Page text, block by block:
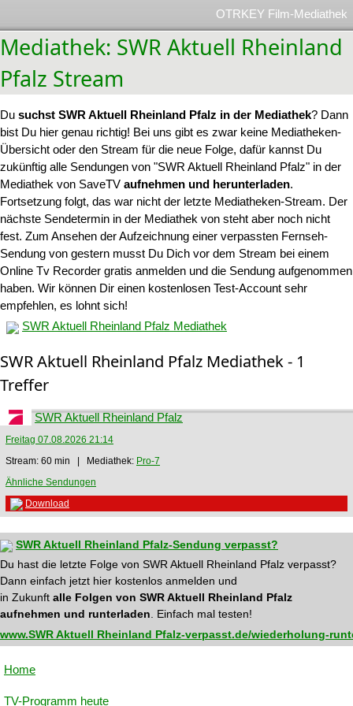
OTRKEY Film-Mediathek
Mediathek: SWR Aktuell Rheinland
Pfalz Stream
Du suchst SWR Aktuell Rheinland Pfalz in der Mediathek? Dann
bist Du hier genau richtig! Bei uns gibt es zwar keine Mediatheken-
Übersicht oder den Stream für die neue Folge, dafür kannst Du
zukünftig alle Sendungen von "SWR Aktuell Rheinland Pfalz" in der
Mediathek von SaveTV aufnehmen und herunterladen.
Fortsetzung folgt, das war nicht der letzte Mediatheken-Stream. Der
nächste Sendetermin in der Mediathek von steht aber noch nicht
fest. Zum Ansehen der Aufzeichnung einer verpassten Fernseh-
Sendung von gestern musst Du Dich vor dem Stream bei einem
Online Tv Recorder gratis anmelden und die Sendung aufgenommen
haben. Wir können Dir einen kostenlosen Test-Account sehr
empfehlen, es lohnt sich!
SWR Aktuell Rheinland Pfalz Mediathek
SWR Aktuell Rheinland Pfalz Mediathek - 1
Treffer
SWR Aktuell Rheinland Pfalz
Freitag 07.08.2026 21:14
Stream: 60 min | Mediathek: Pro-7
Ähnliche Sendungen
Download
SWR Aktuell Rheinland Pfalz-Sendung verpasst?
Du hast die letzte Folge von SWR Aktuell Rheinland Pfalz verpasst?
Dann einfach jetzt hier kostenlos anmelden und
in Zukunft alle Folgen von SWR Aktuell Rheinland Pfalz
aufnehmen und runterladen . Einfach mal testen!
www.SWR Aktuell Rheinland Pfalz-verpasst.de/wiederholung-
Home
TV-Programm heute